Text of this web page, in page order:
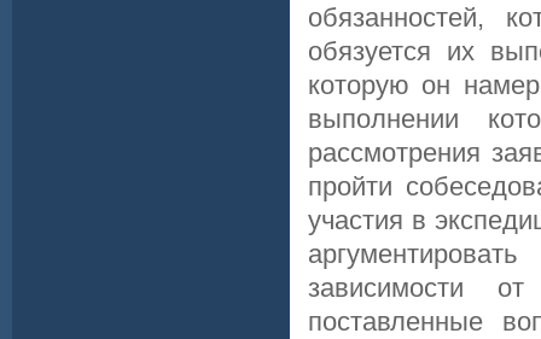
обязанностей,
обязуется их
которую он
выполнении
рассмотрения
пройти
участия в
зависимости
поставленные